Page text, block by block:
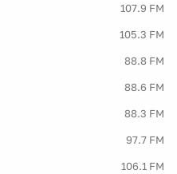
107.9 FM
105.3 FM
88.8 FM
88.6 FM
88.3 FM
97.7 FM
106.1 FM